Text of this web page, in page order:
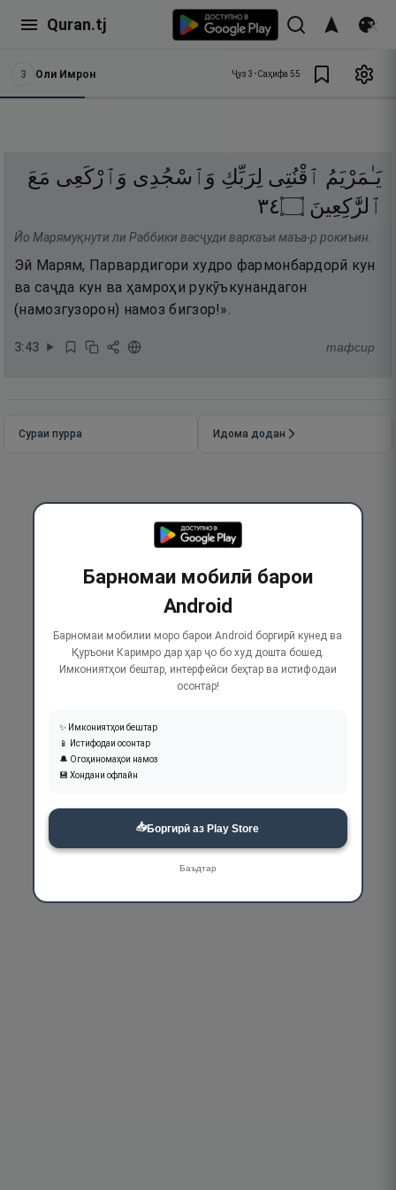
Quran.tj
3 Оли Имрон Ҷуз 3 •Саҳифа 55
يَـٰمَرْيَمُ ٱقْنُتِى لِرَبِّكِ وَٱسْجُدِى وَٱرْكَعِى مَعَ
ٱلرَّٰكِعِينَ ۝٤٣
Йо Марямуқнути ли Раббики васҷуди варкаъи маъа-р рокиъин.
Эй Марям, Парвардигори худро фармонбардорӣ кун
ва саҷда кун ва ҳамроҳи рукӯъкунандагон
(намозгузорон) намоз бигзор!».
3:43 тафсир
Сураи пурра Идома додан
Барномаи мобилӣ барои
Android
Барномаи мобилии моро барои Android боргирӣ кунед ва
Қуръони Каримро дар ҳар ҷо бо худ дошта бошед.
Имкониятҳои бештар, интерфейси беҳтар ва истифодаи
осонтар!
✨ Имкониятҳои бештар
📱 Истифодаи осонтар
🔔 Огоҳиномаҳои намоз
💾 Хондани офлайн
📥Боргирӣ аз Play Store
Баъдтар